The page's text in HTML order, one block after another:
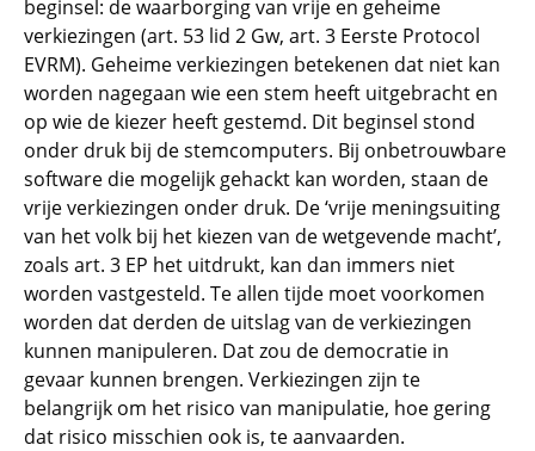
beginsel: de waarborging van vrije en geheime
verkiezingen (art. 53 lid 2 Gw, art. 3 Eerste Protocol
EVRM). Geheime verkiezingen betekenen dat niet kan
worden nagegaan wie een stem heeft uitgebracht en
op wie de kiezer heeft gestemd. Dit beginsel stond
onder druk bij de stemcomputers. Bij onbetrouwbare
software die mogelijk gehackt kan worden, staan de
vrije verkiezingen onder druk. De ‘vrije meningsuiting
van het volk bij het kiezen van de wetgevende macht’,
zoals art. 3 EP het uitdrukt, kan dan immers niet
worden vastgesteld. Te allen tijde moet voorkomen
worden dat derden de uitslag van de verkiezingen
kunnen manipuleren. Dat zou de democratie in
gevaar kunnen brengen. Verkiezingen zijn te
belangrijk om het risico van manipulatie, hoe gering
dat risico misschien ook is, te aanvaarden.